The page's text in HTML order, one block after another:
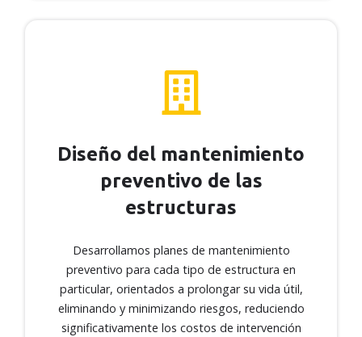
Diseño del mantenimiento
preventivo de las
estructuras
Desarrollamos planes de mantenimiento
preventivo para cada tipo de estructura en
particular, orientados a prolongar su vida útil,
eliminando y minimizando riesgos, reduciendo
significativamente los costos de intervención
preventivo de las estructuras
Desarrollamos planes de mantenimiento
preventivo para cada tipo de estructura en
eliminando y minimizando riesgos,
reduciendo significativamente los costos de
intervención futura, mediante la aplicación de
acciones programadas y monitoreo.